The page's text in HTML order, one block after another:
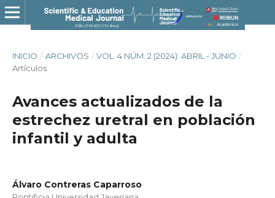
INICIO / ARCHIVOS / VOL. 4 NÚM. 2 (2024): ABRIL - JUNIO /
Artículos
Avances actualizados de la
estrechez uretral en población
infantil y adulta
Álvaro Contreras Caparroso